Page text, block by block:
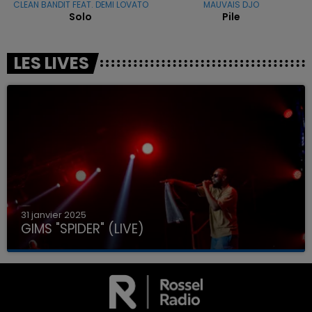
CLEAN BANDIT FEAT. DEMI LOVATO
Solo
MAUVAIS DJO
Pile
LES LIVES
31 janvier 2025
GIMS "SPIDER" (LIVE)